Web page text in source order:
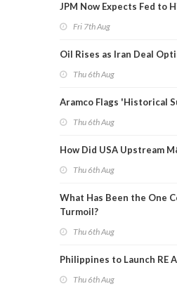
JPM Now Expects Fed to
Fri 7th Aug
Oil Rises as Iran Deal
Thu 6th Aug
Aramco Flags 'Historical
Thu 6th Aug
How Did USA Upstream
Thu 6th Aug
What Has Been the One
Turmoil?
Thu 6th Aug
Philippines to Launch RE
Thu 6th Aug